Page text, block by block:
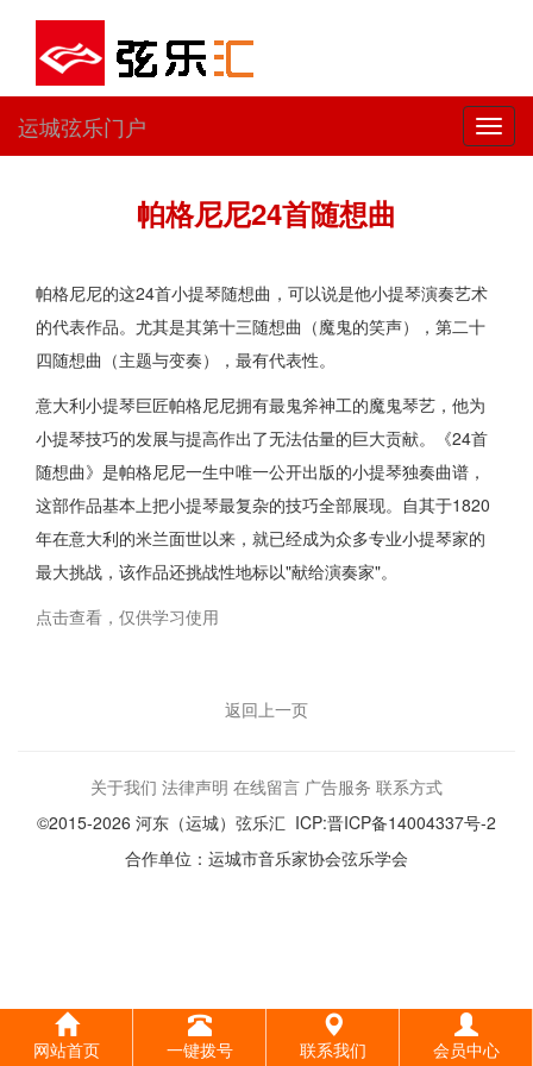
切
换
运城弦乐门户
帕格尼尼24首随想曲
帕格尼尼的这24首小提琴随想曲，可以说是他小提琴演奏艺术
的代表作品。尤其是其第十三随想曲（魔鬼的笑声），第二十
四随想曲（主题与变奏），最有代表性。
意大利小提琴巨匠帕格尼尼拥有最鬼斧神工的魔鬼琴艺，他为
小提琴技巧的发展与提高作出了无法估量的巨大贡献。《24首
随想曲》是帕格尼尼一生中唯一公开出版的小提琴独奏曲谱，
这部作品基本上把小提琴最复杂的技巧全部展现。自其于1820
年在意大利的米兰面世以来，就已经成为众多专业小提琴家的
最大挑战，该作品还挑战性地标以"献给演奏家"。
点击查看，仅供学习使用
返回上一页
关于我们 法律声明 在线留言 广告服务 联系方式
©2015-2026 河东（运城）弦乐汇 ICP:晋ICP备14004337号-2
合作单位：运城市音乐家协会弦乐学会
网站首页 一键拨号 联系我们 会员中心